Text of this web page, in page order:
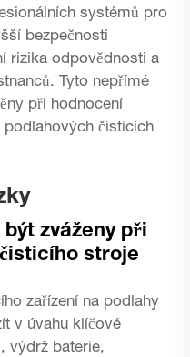
systémů pro
bezpečnosti
rizika odpovědnosti a
Tyto nepřímé
při hodnocení
čisticích
zváženy při
stroje
zařízení na podlahy
v úvahu klíčové
výdrž baterie,